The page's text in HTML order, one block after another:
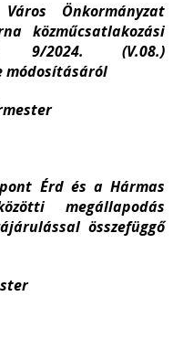
Önkormányzat
közműcsatlakozási
9/2024. (V.08.)
módosításáról
Érd és a Hármas
megállapodás
összefüggő